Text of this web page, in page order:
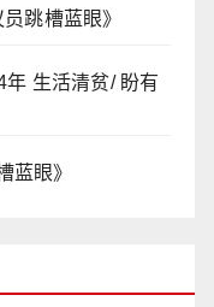
跳槽蓝眼》
年 生活清贫/ 盼有
蓝眼》